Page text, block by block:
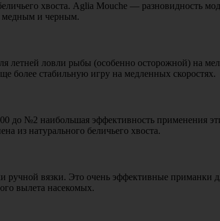
хвоста. Aglia Mouche — разновидность
медным и черным.
летней ловли рыбы (особенно осторожной) на
более стабильную игру на медленных скоростях.
до №2 наибольшая эффективность применения
из натурального беличьего хвоста.
вязки. Это очень эффективные приманки
вылета насекомых.